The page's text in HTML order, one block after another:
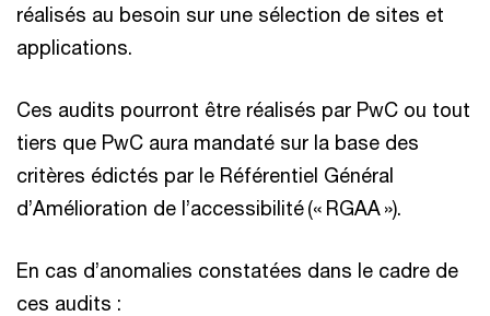
réalisés au besoin sur une sélection de sites et
applications.
Ces audits pourront être réalisés par PwC ou tout
tiers que PwC aura mandaté sur la base des
critères édictés par le Référentiel Général
d’Amélioration de l’accessibilité (« RGAA »).
En cas d’anomalies constatées dans le cadre de
ces audits :